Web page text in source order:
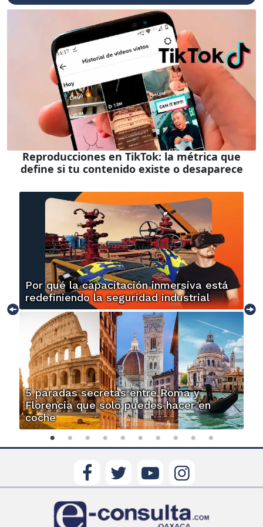
Reproducciones en TikTok: la métrica que
define si tu contenido existe o desaparece
Por qué la capacitación inmersiva está
redefiniendo la seguridad industrial
5 paradas secretas entre Roma y
Florencia que solo puedes hacer en
coche